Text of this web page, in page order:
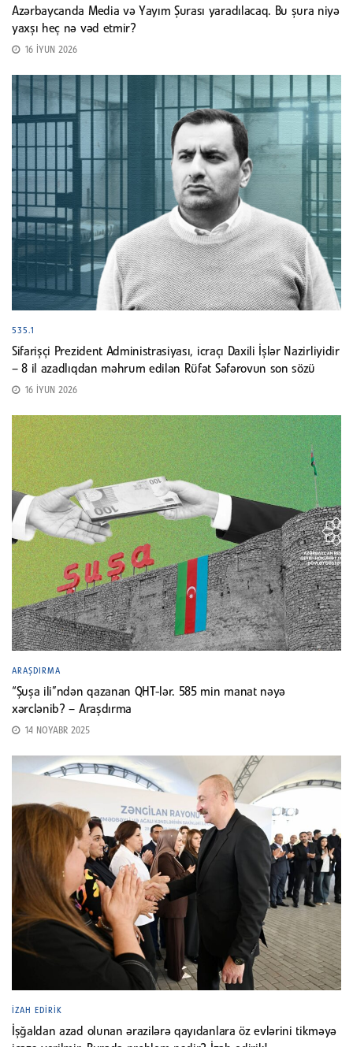
Azərbaycanda Media və Yayım Şurası yaradılacaq. Bu şura niyə
yaxşı heç nə vəd etmir?
16 İYUN 2026
535.1
Sifarişçi Prezident Administrasiyası, icraçı Daxili İşlər Nazirliyidir
– 8 il azadlıqdan məhrum edilən Rüfət Səfərovun son sözü
16 İYUN 2026
ARAŞDIRMA
“Şuşa ili”ndən qazanan QHT-lər. 585 min manat nəyə
xərclənib? – Araşdırma
14 NOYABR 2025
İZAH EDIRIK
İşğaldan azad olunan ərazilərə qayıdanlara öz evlərini tikməyə